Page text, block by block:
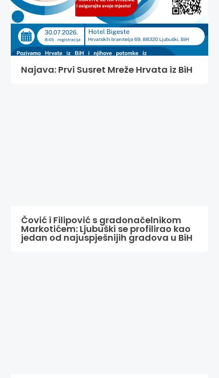
Najava: Prvi Susret Mreže Hrvata iz BiH
Čović i Filipović s gradonačelnikom
Markotićem: Ljubuški se profilirao kao
jedan od najuspješnijih gradova u BiH